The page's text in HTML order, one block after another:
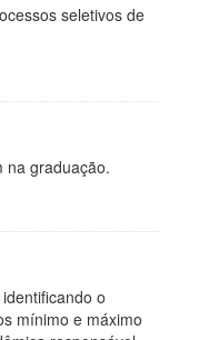
seletivos de
na graduação.
o
mínimo e máximo